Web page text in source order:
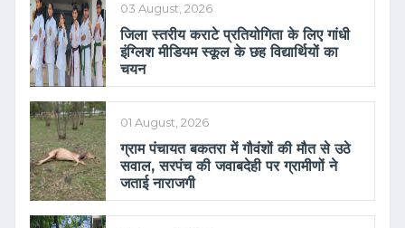
03 August, 2026
जिला स्तरीय कराटे प्रतियोगिता के लिए गांधी
इंग्लिश मीडियम स्कूल के छह विद्यार्थियों का
चयन
01 August, 2026
ग्राम पंचायत बकतरा में गौवंशों की मौत से उठे
सवाल, सरपंच की जवाबदेही पर ग्रामीणों ने
जताई नाराजगी